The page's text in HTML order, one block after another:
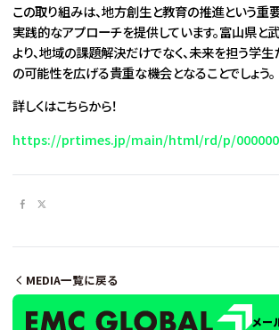
この取り組みは、地方創生と教育の推進という重
実践的なアプローチを提供しています。富山県と
より、地域の課題解決だけでなく、未来を担う学生
の可能性を広げる貴重な機会となることでしょう。
詳しくはこちらから！
https://prtimes.jp/main/html/rd/p/
MEDIA一覧に戻る
メー